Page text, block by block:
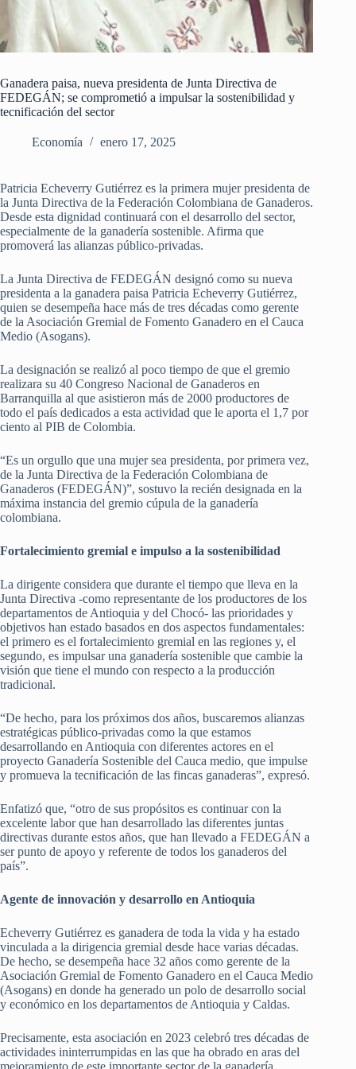
Ganadera paisa, nueva presidenta de Junta Directiva de
FEDEGÁN; se comprometió a impulsar la sostenibilidad y
tecnificación del sector
Economía enero 17, 2025
Patricia Echeverry Gutiérrez es la primera mujer presidenta de
la Junta Directiva de la Federación Colombiana de Ganaderos.
Desde esta dignidad continuará con el desarrollo del sector,
especialmente de la ganadería sostenible. Afirma que
promoverá las alianzas público-privadas.
La Junta Directiva de FEDEGÁN designó como su nueva
presidenta a la ganadera paisa Patricia Echeverry Gutiérrez,
quien se desempeña hace más de tres décadas como gerente
de la Asociación Gremial de Fomento Ganadero en el Cauca
Medio (Asogans).
La designación se realizó al poco tiempo de que el gremio
realizara su 40 Congreso Nacional de Ganaderos en
Barranquilla al que asistieron más de 2000 productores de
todo el país dedicados a esta actividad que le aporta el 1,7 por
ciento al PIB de Colombia.
“Es un orgullo que una mujer sea presidenta, por primera vez,
de la Junta Directiva de la Federación Colombiana de
Ganaderos (FEDEGÁN)”, sostuvo la recién designada en la
máxima instancia del gremio cúpula de la ganadería
colombiana.
Fortalecimiento gremial e impulso a la sostenibilidad
La dirigente considera que durante el tiempo que lleva en la
Junta Directiva -como representante de los productores de los
departamentos de Antioquia y del Chocó- las prioridades y
objetivos han estado basados en dos aspectos fundamentales:
el primero es el fortalecimiento gremial en las regiones y, el
segundo, es impulsar una ganadería sostenible que cambie la
visión que tiene el mundo con respecto a la producción
tradicional.
“De hecho, para los próximos dos años, buscaremos alianzas
estratégicas público-privadas como la que estamos
desarrollando en Antioquia con diferentes actores en el
proyecto Ganadería Sostenible del Cauca medio, que impulse
y promueva la tecnificación de las fincas ganaderas”, expresó.
Enfatizó que, “otro de sus propósitos es continuar con la
excelente labor que han desarrollado las diferentes juntas
directivas durante estos años, que han llevado a FEDEGÁN a
ser punto de apoyo y referente de todos los ganaderos del
país”.
Agente de innovación y desarrollo en Antioquia
Echeverry Gutiérrez es ganadera de toda la vida y ha estado
vinculada a la dirigencia gremial desde hace varias décadas.
De hecho, se desempeña hace 32 años como gerente de la
Asociación Gremial de Fomento Ganadero en el Cauca Medio
(Asogans) en donde ha generado un polo de desarrollo social
y económico en los departamentos de Antioquia y Caldas.
Precisamente, esta asociación en 2023 celebró tres décadas de
actividades ininterrumpidas en las que ha obrado en aras del